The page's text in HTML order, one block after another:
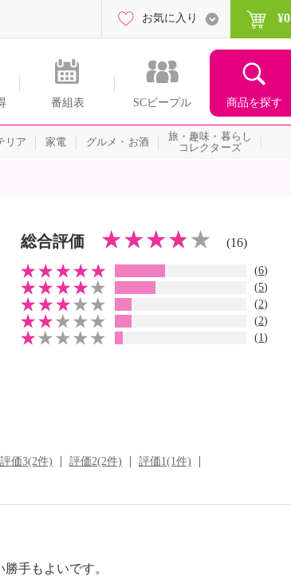
番組表 SCピープル 商品を探す
お気に入り ¥0
リア 家電 グルメ・お酒
旅・趣味・暮らし
コレクターズ
総合評価 (16)
(6)
(5)
(2)
(2)
(1 )
評価3(2件) 評価2(2件) 評価1(1件)
手もよいです。